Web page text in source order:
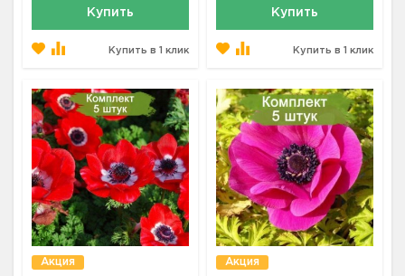
Купить
Купить в 1 клик
Купить
Купить в 1 клик
Акция Акция